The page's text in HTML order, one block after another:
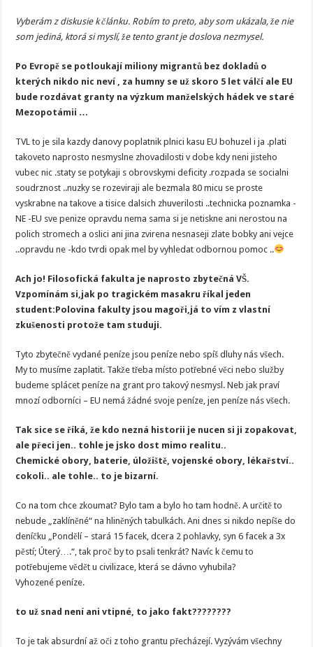
Vyberám z diskusie k článku. Robím to preto, aby som ukázala, že nie
som jediná, ktorá si myslí, že tento grant je doslova nezmysel.
Po Evropě se potloukají miliony migrantů bez dokladů o
kterých nikdo nic neví , za humny se už skoro 5 let válčí ale EU
bude rozdávat granty na výzkum manželských hádek ve staré
Mezopotámii …
TVL to je sila kazdy danovy poplatnik plnici kasu EU bohuzel i ja .plati
takoveto naprosto nesmyslne zhovadilosti v dobe kdy neni jisteho
vubec nic .staty se potykaji s obrovskymi deficity .rozpada se socialni
soudrznost ..nuzky se rozeviraji ale bezmala 80 micu se proste
vyskrabne na takove a tisice dalsich zhuverilosti ..technicka poznamka -
NE -EU sve penize opravdu nema sama si je netiskne ani nerostou na
polich stromech a oslici ani jina zvirena nesnaseji zlate bobky ani vejce
..opravdu ne -kdo tvrdi opak mel by vyhledat odbornou pomoc ..
Ach jo! Filosofická fakulta je naprosto zbytečná VŠ.
Vzpomínám si,jak po tragickém masakru říkal jeden
student:Polovina fakulty jsou magoři,já to vím z vlastní
zkušenosti protože tam studuji.
Tyto zbytečně vydané peníze jsou peníze nebo spíš dluhy nás všech.
My to musíme zaplatit. Takže třeba místo potřebné věci nebo služby
budeme splácet peníze na grant pro takový nesmysl. Neb jak praví
mnozí odborníci – EU nemá žádné svoje peníze, jen peníze nás všech.
Tak sice se říká, že kdo nezná historii je nucen si ji zopakovat,
ale přeci jen.. tohle je jsko dost mimo realitu..
Chemické obory, baterie, úložiště, vojenské obory, lékařství..
cokoli.. ale tohle.. to je bizarní.
Co na tom chce zkoumat? Bylo tam a bylo ho tam hodně. A určitě to
nebude „zaklíněné“ na hliněných tabulkách. Ani dnes si nikdo nepíše do
deníčku „Pondělí – stará 15 facek, dcera 2 pohlavky, syn 6 facek a 3x
pěstí; Úterý….“, tak proč by to psali tenkrát? Navíc k čemu to
potřebujeme vědět u civilizace, která se dávno vyhubila?
Vyhozené peníze.
to už snad není ani vtipné, to jako fakt????????
To je tak absurdní až oči z toho grantu přecházejí. Vyzývám všechny